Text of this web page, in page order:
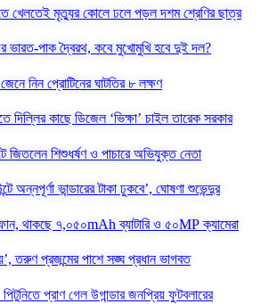
খেলতেই মৃত্যুর কোলে ঢলে পড়ল দশম শ্রেণির ছাত্র
ভারত-পাক দ্বৈরথ, কবে মুখোমুখি হবে দুই দল?
নিন প্রোটিনের ঘাটতির ৮ লক্ষণ
দিল্লির কাছে ডিজেল ‘ভিক্ষা’ চাইল তারেক সরকার
জিতলেন শিশুধর্ষণ ও পাচারে অভিযুক্ত নেতা
অন্নপূর্ণা ভান্ডারের টাকা ঢুকবে’, ঘোষণা শুভেন্দুর
থাকছে ৭,০৫০mAh ব্যাটারি ও ৫০MP ক্যামেরা
তরুণ প্রজন্মের পাশে সঙ্ঘ প্রধান ভাগবত
পিটুনিতে প্রাণ গেল উগান্ডার জনপ্রিয় ফুটবলারের